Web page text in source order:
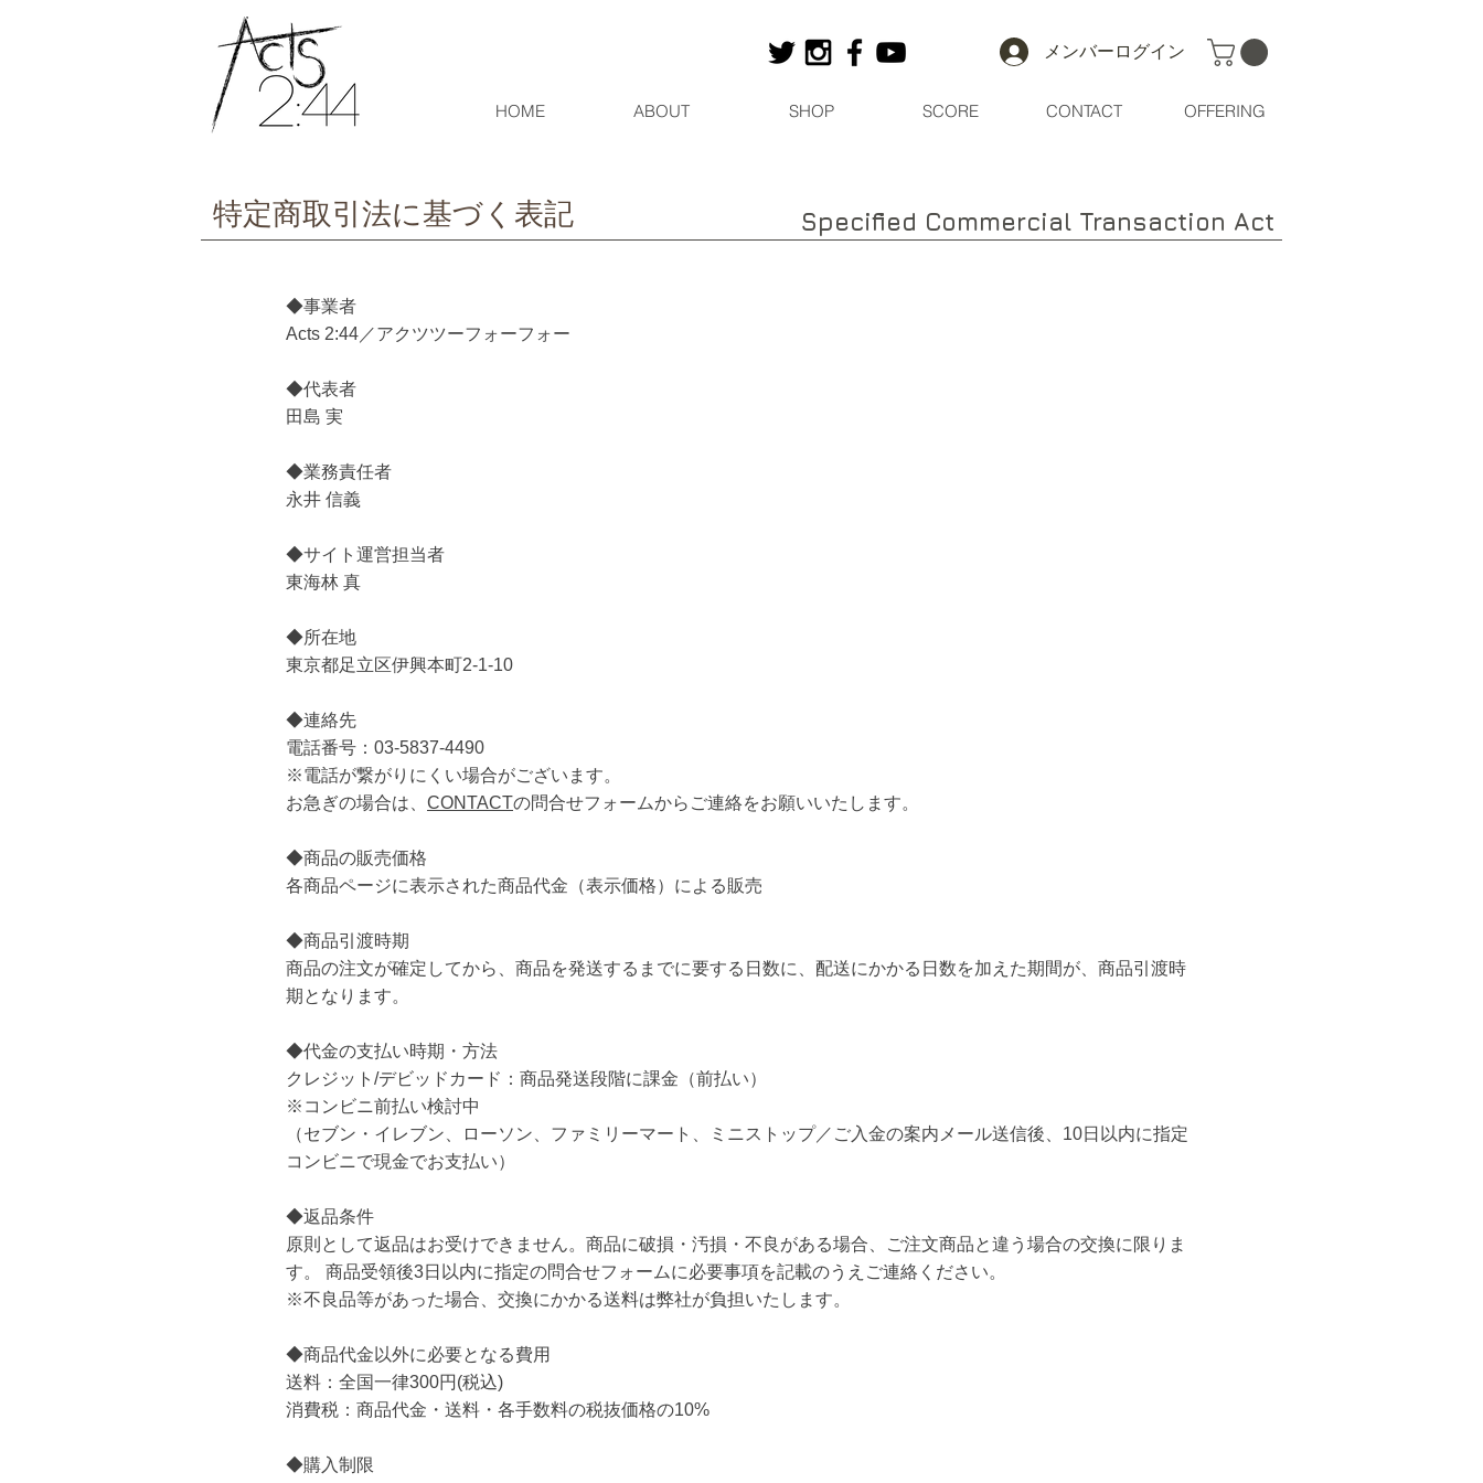
メンバーログイン
HOME ABOUT SHOP SCORE CONTACT OFFERING
特定商取引法に基づく表記 Specified Commercial Transaction Act
◆事業者
Acts 2:44／アクツツーフォーフォー
◆代表者
田島 実
◆業務責任者
永井 信義
◆サイト運営担当者
東海林 真
◆所在地
東京都足立区伊興本町2-1-10
◆連絡先
電話番号：03-5837-4490
※電話が繋がりにくい場合がございます。
お急ぎの場合は、 CONTACTの問合せフォームからご連絡をお願いいたします。
◆商品の販売価格
各商品ページに表示された商品代金（表示価格）による販売
◆商品引渡時期
商品の注文が確定してから、商品を発送するまでに要する日数に、配送にかかる日数を加えた期間が、商品引渡時
期となります。
◆代金の支払い時期・方法
クレジット/デビッドカード：商品発送段階に課金（前払い）
※コンビニ前払い検討中
（セブン・イレブン、ローソン、ファミリーマート、ミニストップ／ご入金の案内メール送信後、10日以内に指定
コンビニで現金でお支払い）
◆返品条件
原則として返品はお受けできません。商品に破損・汚損・不良がある場合、ご注文商品と違う場合の交換に限りま
す。 商品受領後3日以内に指定の問合せフォームに必要事項を記載のうえご連絡ください。
※不良品等があった場合、交換にかかる送料は弊社が負担いたします。
◆商品代金以外に必要となる費用
送料：全国一律300円(税込)
消費税：商品代金・送料・各手数料の税抜価格の10%
◆購入制限